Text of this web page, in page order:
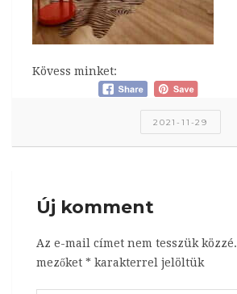
Kövess minket:
2021-11-29
Új komment
Az e-mail címet nem tesszük közzé.
mezőket * karakterrel jelöltük